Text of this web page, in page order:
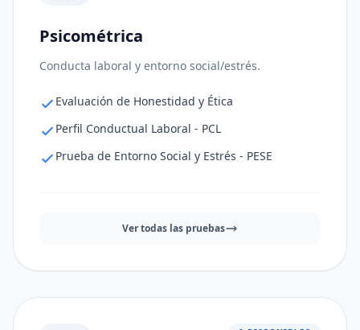
Psicométrica
Conducta laboral y entorno social/estrés.
Evaluación de Honestidad y Ética
Perfil Conductual Laboral - PCL
Prueba de Entorno Social y Estrés - PESE
Ver todas las pruebas